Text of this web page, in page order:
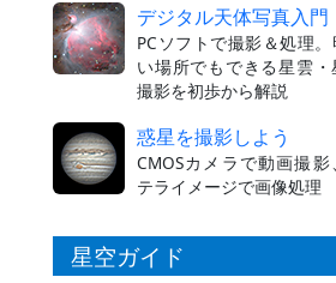
デジタル天体写真入門
PCソフトで撮影＆処理。
い場所でもできる星雲・
撮影を初歩から解説
惑星を撮影しよう
CMOSカメラで動画撮影
テライメージで画像処理
星空ガイド